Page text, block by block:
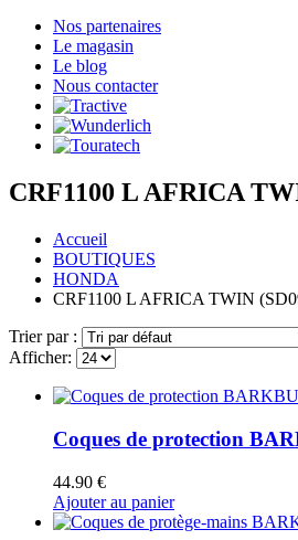
Nos partenaires
Le magasin
Le blog
Nous contacter
CRF1100 L AFRICA
Accueil
BOUTIQUES
HONDA
CRF1100 L AFRICA TWIN
Trier par :
Afficher:
Coques de protection
44.90 €
Ajouter au panier